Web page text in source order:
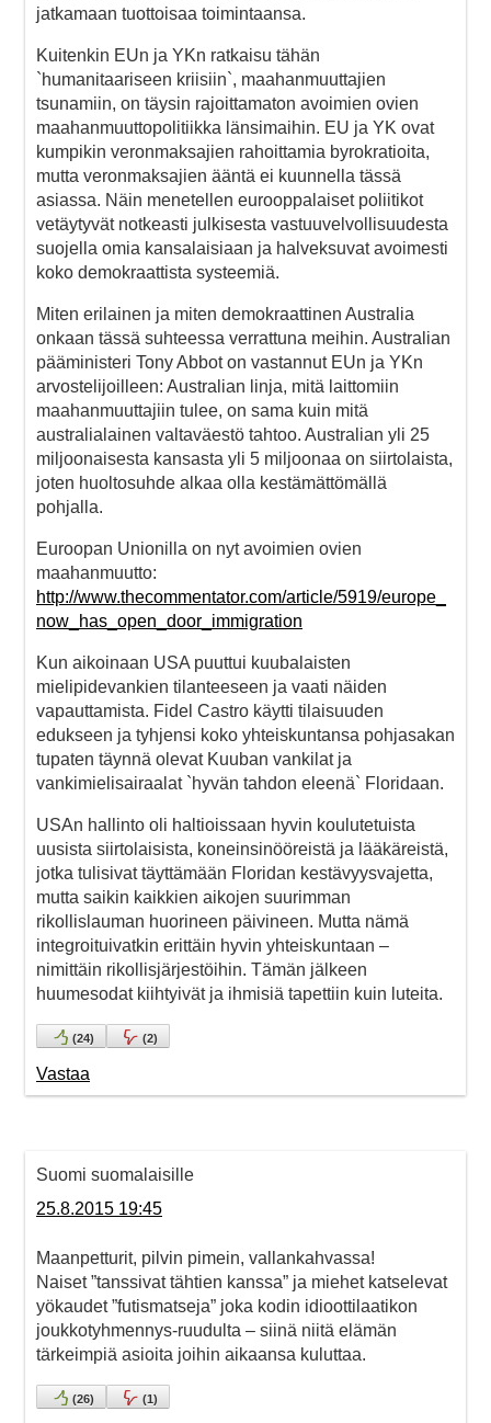
jatkamaan tuottoisaa toimintaansa.
Kuitenkin EUn ja YKn ratkaisu tähän
`humanitaariseen kriisiin`, maahanmuuttajien
tsunamiin, on täysin rajoittamaton avoimien ovien
maahanmuuttopolitiikka länsimaihin. EU ja YK ovat
kumpikin veronmaksajien rahoittamia byrokratioita,
mutta veronmaksajien ääntä ei kuunnella tässä
asiassa. Näin menetellen eurooppalaiset poliitikot
vetäytyvät notkeasti julkisesta vastuuvelvollisuudesta
suojella omia kansalaisiaan ja halveksuvat avoimesti
koko demokraattista systeemiä.
Miten erilainen ja miten demokraattinen Australia
onkaan tässä suhteessa verrattuna meihin. Australian
pääministeri Tony Abbot on vastannut EUn ja YKn
arvostelijoilleen: Australian linja, mitä laittomiin
maahanmuuttajiin tulee, on sama kuin mitä
australialainen valtaväestö tahtoo. Australian yli 25
miljoonaisesta kansasta yli 5 miljoonaa on siirtolaista,
joten huoltosuhde alkaa olla kestämättömällä
pohjalla.
Euroopan Unionilla on nyt avoimien ovien
maahanmuutto:
http://www.thecommentator.com/article/5919/europe_
now_has_open_door_immigration
Kun aikoinaan USA puuttui kuubalaisten
mielipidevankien tilanteeseen ja vaati näiden
vapauttamista. Fidel Castro käytti tilaisuuden
edukseen ja tyhjensi koko yhteiskuntansa pohjasakan
tupaten täynnä olevat Kuuban vankilat ja
vankimielisairaalat `hyvän tahdon eleenä` Floridaan.
USAn hallinto oli haltioissaan hyvin koulutetuista
uusista siirtolaisista, koneinsinööreistä ja lääkäreistä,
jotka tulisivat täyttämään Floridan kestävyysvajetta,
mutta saikin kaikkien aikojen suurimman
rikollislauman huorineen päivineen. Mutta nämä
integroituivatkin erittäin hyvin yhteiskuntaan –
nimittäin rikollisjärjestöihin. Tämän jälkeen
huumesodat kiihtyivät ja ihmisiä tapettiin kuin luteita.
(24) (2)
Vastaa
Suomi suomalaisille
25.8.2015 19:45
Maanpetturit, pilvin pimein, vallankahvassa!
Naiset ”tanssivat tähtien kanssa” ja miehet katselevat
yökaudet ”futismatseja” joka kodin idioottilaatikon
joukkotyhmennys-ruudulta – siinä niitä elämän
tärkeimpiä asioita joihin aikaansa kuluttaa.
(26) (1)